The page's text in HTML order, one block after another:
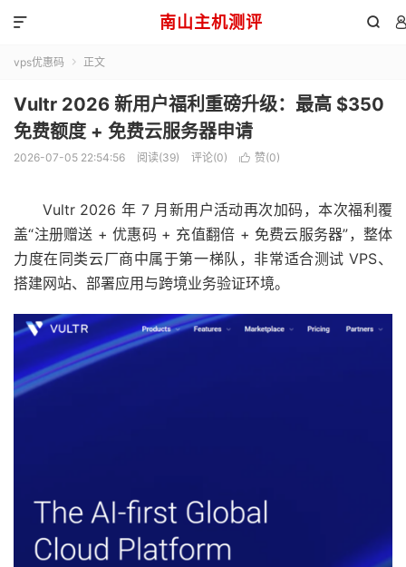
南山主机测评 

vps优惠码  正文
Vultr 2026 新用户福利重磅升级：最高 $350
免费额度 + 免费云服务器申请
2026-07-05 22:54:56 阅读(39) 评论(0)  赞(0)
Vultr 2026 年 7 月新用户活动再次加码，本次福利覆
盖“注册赠送 + 优惠码 + 充值翻倍 + 免费云服务器”，整体
力度在同类云厂商中属于第一梯队，非常适合测试 VPS、
搭建网站、部署应用与跨境业务验证环境。